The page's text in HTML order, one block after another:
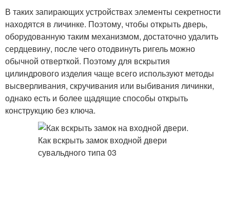
В таких запирающих устройствах элементы секретности
находятся в личинке. Поэтому, чтобы открыть дверь,
оборудованную таким механизмом, достаточно удалить
сердцевину, после чего отодвинуть ригель можно
обычной отверткой. Поэтому для вскрытия
цилиндрового изделия чаще всего используют методы
высверливания, скручивания или выбивания личинки,
однако есть и более щадящие способы открыть
конструкцию без ключа.